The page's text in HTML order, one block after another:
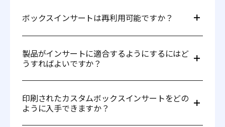
す。多くはリサイクル可能または生分解性の材料（例：ペ
ーパーボードや成形パルプ）で作られており、持続可能な
ボックスインサートは再利用可能ですか？
合は一回限りの使用を目的としています。しかし、プラス
チックや高品質の段ボールで作られた耐久性のあるインサ
ートは、複数回の配送で再利用可能です。
製品がインサートに適合するようにするにはど
うすればよいですか？
レートを選択してください。設計を最終決定する前に、試
作品を作成してフィット感をテストすることをお勧めしま
す。
印刷されたカスタムボックスインサートをどの
ように入手できますか？